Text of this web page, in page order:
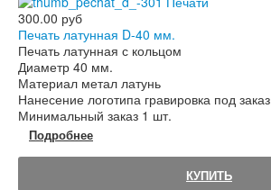
300.00 руб
Печать латунная D-40 мм.
Печать латунная с кольцом
Диаметр 40 мм.
Материал метал латунь
Нанесение логотипа гравировка под заказ
Минимальный заказ 1 шт.
Подробнее
КУПИТЬ